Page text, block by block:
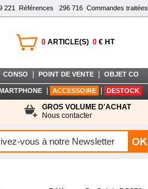
221 Références 296 716 Commandes traitées
0 ARTICLE(S) 0 € HT
CONSO POINT DE VENTE OBJET CO
ACCESSOIRE DESTOCK
GROS VOLUME D'ACHAT
Nous contacter